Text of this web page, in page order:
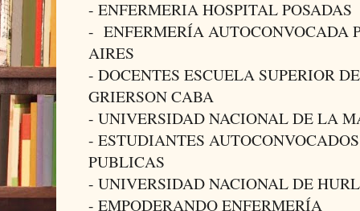
- ENFERMERIA HOSPITAL POSADAS
- ENFERMERÍA AUTOCONVOCADA
AIRES
- DOCENTES ESCUELA SUPERIOR
GRIERSON CABA
- UNIVERSIDAD NACIONAL DE LA
- ESTUDIANTES
PUBLICAS
- UNIVERSIDAD NACIONAL DE
- EMPODERANDO ENFERMERÍA